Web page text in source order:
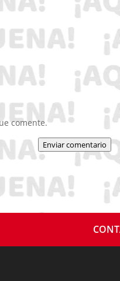
comente.
Enviar comentario